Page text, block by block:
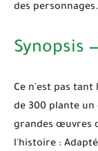
des personnages.
Synopsis
Ce n'est pas tant
de 300 plante un
grandes œuvres
l'histoire :